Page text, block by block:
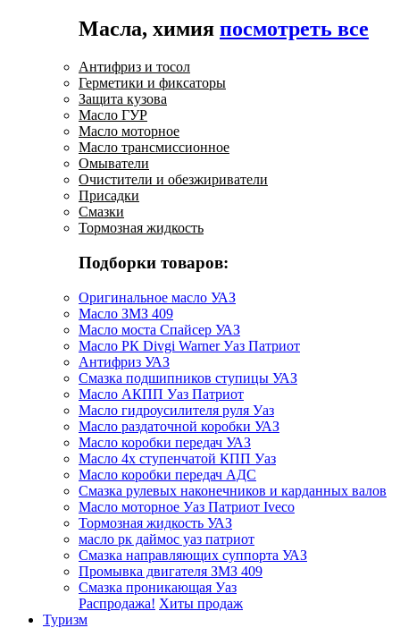
Масла, химия посмотреть все
Антифриз и тосол
Герметики и фиксаторы
Защита кузова
Масло ГУР
Масло моторное
Масло трансмиссионное
Омыватели
Очистители и обезжириватели
Присадки
Смазки
Тормозная жидкость
Подборки товаров:
Оригинальное масло УАЗ
Масло ЗМЗ 409
Масло моста Спайсер УАЗ
Масло РК Divgi Warner Уаз Патриот
Антифриз УАЗ
Смазка подшипников ступицы УАЗ
Масло АКПП Уаз Патриот
Масло гидроусилителя руля Уаз
Масло раздаточной коробки УАЗ
Масло коробки передач УАЗ
Масло 4х ступенчатой КПП Уаз
Масло коробки передач АДС
Смазка рулевых наконечников и карданных валов
Масло моторное Уаз Патриот Iveco
Тормозная жидкость УАЗ
масло рк даймос уаз патриот
Смазка направляющих суппорта УАЗ
Промывка двигателя ЗМЗ 409
Смазка проникающая Уаз
Распродажа! Хиты продаж
Туризм